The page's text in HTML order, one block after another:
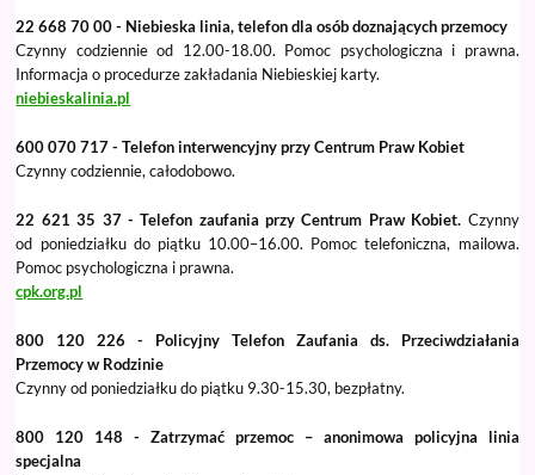
22 668 70 00 - Niebieska linia, telefon dla osób doznających przemocy
Czynny codziennie od 12.00-18.00. Pomoc psychologiczna i prawna.
Informacja o procedurze zakładania Niebieskiej karty.
niebieskalinia.pl
600 070 717 - Telefon interwencyjny przy Centrum Praw Kobiet
Czynny codziennie, całodobowo.
22 621 35 37 - Telefon zaufania przy Centrum Praw Kobiet. Czynny
od poniedziałku do piątku 10.00–16.00. Pomoc telefoniczna, mailowa.
Pomoc psychologiczna i prawna.
cpk.org.pl
800 120 226 - Policyjny Telefon Zaufania ds. Przeciwdziałania
Przemocy w Rodzinie
Czynny od poniedziałku do piątku 9.30-15.30, bezpłatny.
800 120 148 - Zatrzymać przemoc – anonimowa policyjna linia
specjalna